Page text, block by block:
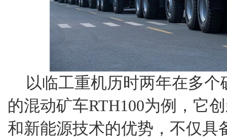
以临工重机历时两年在多
的混动矿车RTH100为例，它
和新能源技术的优势，不仅具